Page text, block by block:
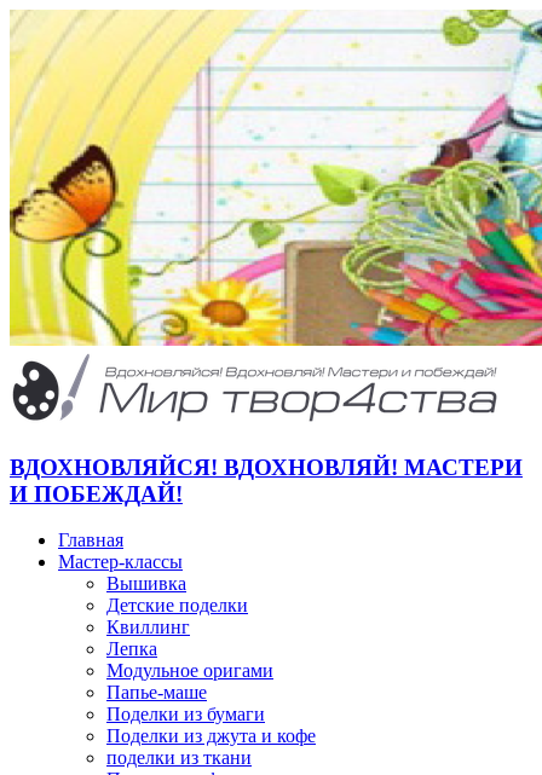
ВДОХНОВЛЯЙСЯ! ВДОХНОВЛЯЙ! МАСТЕРИ
И ПОБЕЖДАЙ!
Главная
Мастер-классы
Вышивка
Детские поделки
Квиллинг
Лепка
Модульное оригами
Папье-маше
Поделки из бумаги
Поделки из джута и кофе
поделки из ткани